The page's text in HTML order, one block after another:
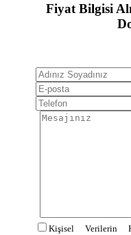
Fiyat Bilgisi
Kişisel Verilerin